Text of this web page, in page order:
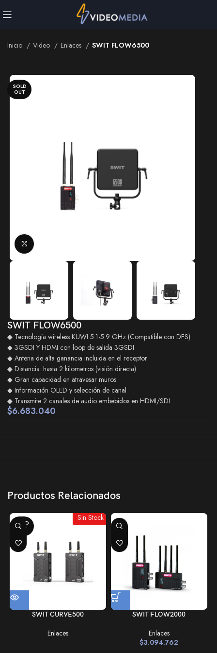
Enlaces
Inicio Video Enlaces SWIT FLOW6500
SOLD
OUT
SWIT FLOW6500
◆ Tecnología wireless KUWI 5.1-5.9 GHz (Compatible con DFS)
◆ 3GSDI Y HDMI con loop de salida 3GSDI
◆ Antena de alta ganancia incluida en el receptor
◆ Distancia: hasta 2 kilometros (visión directa)
◆ Gran capacidad en atravesar muros
◆ Información OLED y selección de canal
◆ Transmite 2 canales de audio embebidos en HDMI/SDI
$6.683.040
Productos Relacionados
SOLD
OUT
Sin Stock
SWIT CURVE500
Enlaces
SWIT FLOW2000
Enlaces
$3.094.762